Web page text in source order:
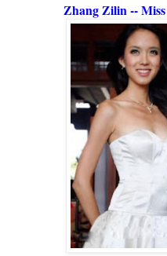
Zhang Zilin --